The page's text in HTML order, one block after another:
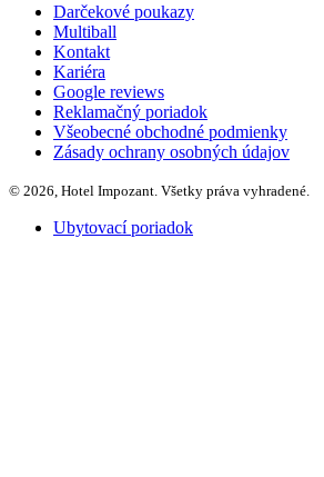
Darčekové poukazy
Multiball
Kontakt
Kariéra
Google reviews
Reklamačný poriadok
Všeobecné obchodné podmienky
Zásady ochrany osobných údajov
© 2026, Hotel Impozant. Všetky práva vyhradené.
Ubytovací poriadok